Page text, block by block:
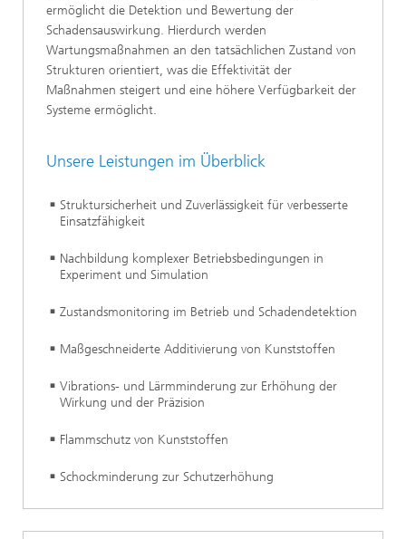
ermöglicht die Detektion und Bewertung der
Schadensauswirkung. Hierdurch werden
Wartungsmaßnahmen an den tatsächlichen Zustand von
Strukturen orientiert, was die Effektivität der
Maßnahmen steigert und eine höhere Verfügbarkeit der
Systeme ermöglicht.
Unsere Leistungen im Überblick
Struktursicherheit und Zuverlässigkeit für verbesserte
Einsatzfähigkeit
Nachbildung komplexer Betriebsbedingungen in
Experiment und Simulation
Zustandsmonitoring im Betrieb und Schadendetektion
Maßgeschneiderte Additivierung von Kunststoffen
Vibrations- und Lärmminderung zur Erhöhung der
Wirkung und der Präzision
Flammschutz von Kunststoffen
Schockminderung zur Schutzerhöhung